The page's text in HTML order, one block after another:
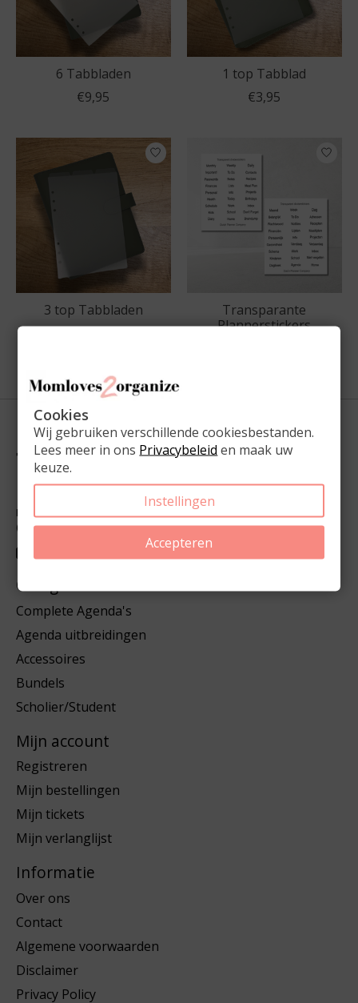
6 Tabbladen
€9,95
1 top Tabblad
€3,95
3 top Tabbladen
€6,95
Transparante
Plannerstickers
Kalmoeslaan 17, 2465 BK Rijnsaterwoude, 0634188430
(whatsApp), KVK:83662170, BTW/VAT:NL862950697B01
Categorieën
Complete Agenda's
Agenda uitbreidingen
Accessoires
Bundels
Scholier/Student
Mijn account
Registreren
Mijn bestellingen
Mijn tickets
Mijn verlanglijst
Informatie
Over ons
Contact
Algemene voorwaarden
Disclaimer
Privacy Policy
Cookies
Wij gebruiken verschillende cookiesbestanden.
Lees meer in ons Privacybeleid en maak uw
keuze.
Instellingen
Accepteren